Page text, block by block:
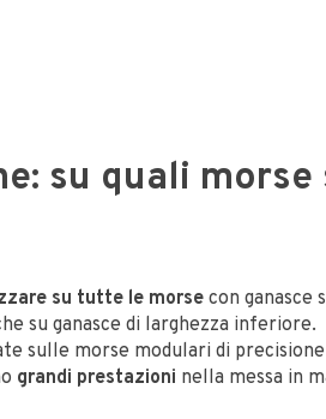
su quali morse
su tutte le morse con ganasce
su ganasce di larghezza inferiore.
sulle morse modulari di
grandi prestazioni nella messa in